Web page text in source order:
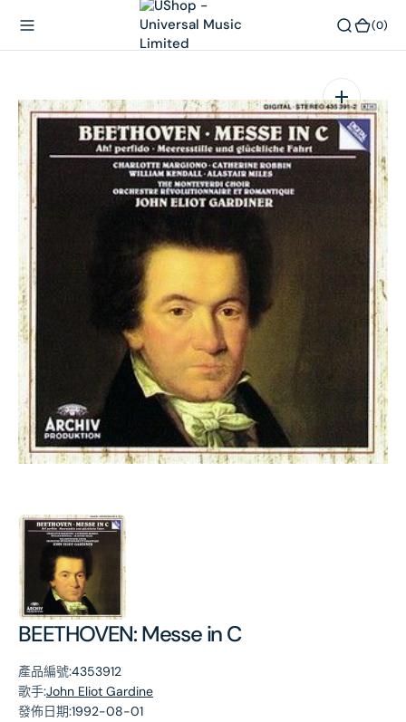
(0)
BEETHOVEN: Messe in C
產品編號:4353912
歌手:John Eliot Gardine
發佈日期:1992-08-01
在
相
簿
中
開
啟
第
1
張